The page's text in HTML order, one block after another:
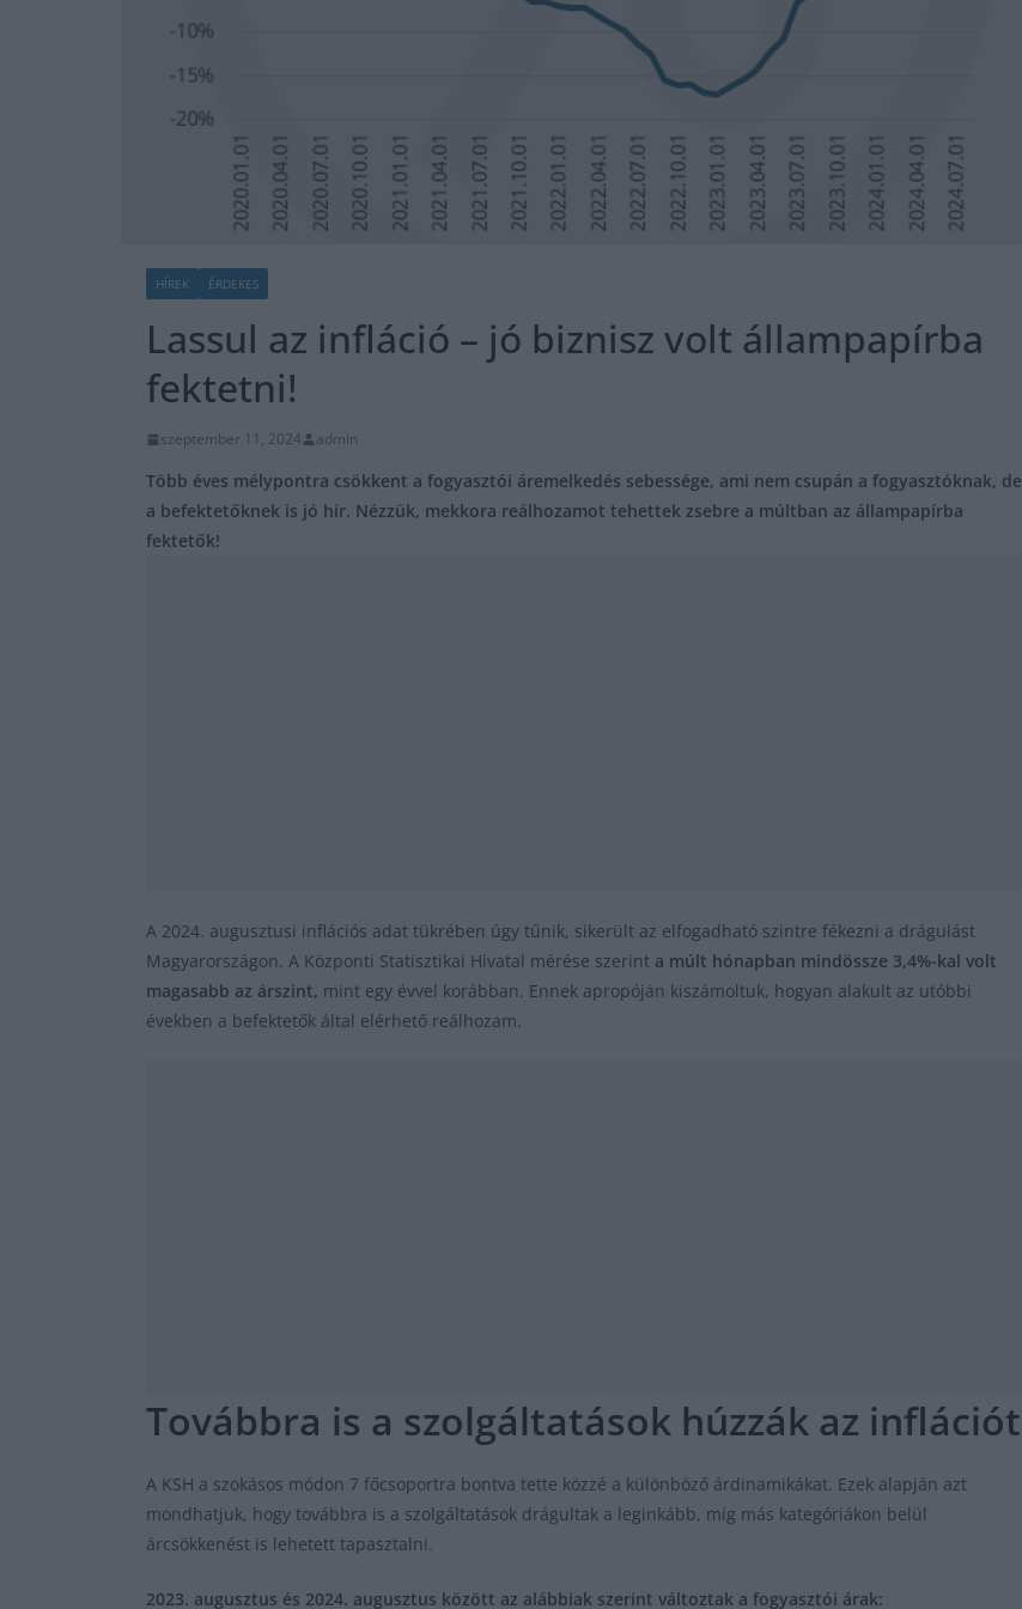
HÍREK ÉRDEKES
Lassul az infláció – jó biznisz volt állampapírba
fektetni!
szeptember 11, 2024 admin
Több éves mélypontra csökkent a fogyasztói áremelkedés sebessége, ami nem csupán a fogyasztóknak, de
a befektetőknek is jó hír. Nézzük, mekkora reálhozamot tehettek zsebre a múltban az állampapírba
fektetők!
A 2024. augusztusi inflációs adat tükrében úgy tűnik, sikerült az elfogadható szintre fékezni a drágulást
Magyarországon. A Központi Statisztikai Hivatal mérése szerint a múlt hónapban mindössze 3,4%-kal volt
magasabb az árszint, mint egy évvel korábban. Ennek apropóján kiszámoltuk, hogyan alakult az utóbbi
években a befektetők által elérhető reálhozam.
Továbbra is a szolgáltatások húzzák az inflációt
A KSH a szokásos módon 7 főcsoportra bontva tette közzé a különböző árdinamikákat. Ezek alapján azt
mondhatjuk, hogy továbbra is a szolgáltatások drágultak a leginkább, míg más kategóriákon belül
árcsökkenést is lehetett tapasztalni.
2023. augusztus és 2024. augusztus között az alábbiak szerint változtak a fogyasztói árak: